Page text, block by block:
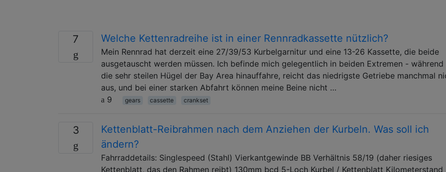
7 Welche Kettenradreihe ist in einer Rennradkassette nützlich?
Mein Rennrad hat derzeit eine 27/39/53 Kurbelgarnitur und eine 13-26 Kassette, die beide
ausgetauscht werden müssen. Ich befinde mich gelegentlich in beiden Extremen - während
die sehr steilen Hügel der Bay Area hinauffahre, reicht das niedrigste Getriebe manchmal
aus, und bei einer starken Abfahrt können meine Beine nicht …
9
gears cassette crankset
3
Kettenblatt-Reibrahmen nach dem Anziehen der Kurbeln. Was soll ich
ändern?
Fahrraddetails: Singlespeed (Stahl) Vierkantgewinde BB Verhältnis 58/19 (daher riesiges
Kettenblatt, das den Rahmen reibt) 130mm bcd 5-Loch Kurbel / Kettenblatt Kilometerstand